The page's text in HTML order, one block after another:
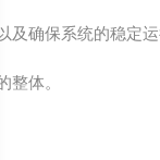
及确保系统的稳定
整体。